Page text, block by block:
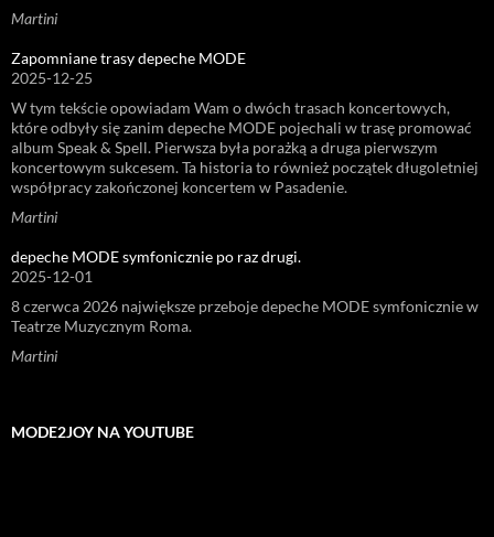
Martini
Zapomniane trasy depeche MODE
2025-12-25
W tym tekście opowiadam Wam o dwóch trasach koncertowych,
które odbyły się zanim depeche MODE pojechali w trasę promować
album Speak & Spell. Pierwsza była porażką a druga pierwszym
koncertowym sukcesem. Ta historia to również początek długoletniej
współpracy zakończonej koncertem w Pasadenie.
Martini
depeche MODE symfonicznie po raz drugi.
2025-12-01
8 czerwca 2026 największe przeboje depeche MODE symfonicznie w
Teatrze Muzycznym Roma.
Martini
MODE2JOY NA YOUTUBE